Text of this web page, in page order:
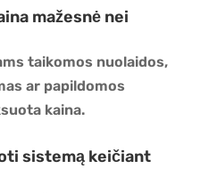
mažesnė nei
taikomos nuolaidos,
ar papildomos
kaina.
sistemą keičiant